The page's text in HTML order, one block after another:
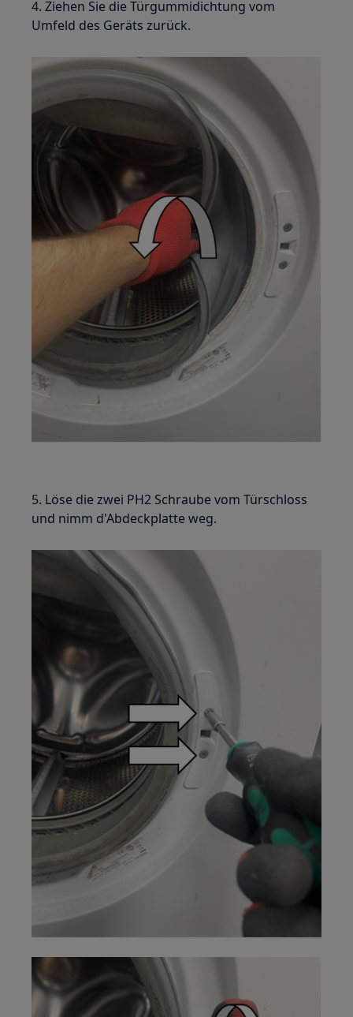
4. Ziehen Sie die Türgummidichtung vom
Umfeld des Geräts zurück.
5. Löse die zwei PH2 Schraube vom Türschloss
und nimm d'Abdeckplatte weg.